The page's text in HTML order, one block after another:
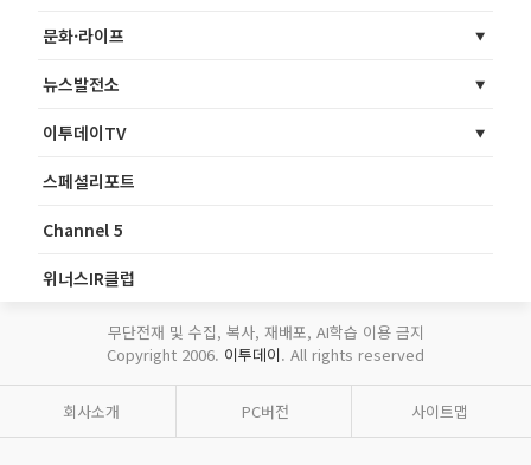
문화·라이프
뉴스발전소
이투데이TV
스페셜리포트
Channel 5
위너스IR클럽
무단전재 및 수집, 복사, 재배포, AI학습 이용 금지
Copyright 2006. 이투데이. All rights reserved
회사소개 PC버전 사이트맵